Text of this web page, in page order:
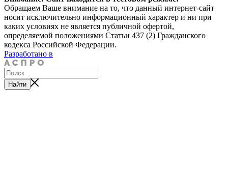
Обращаем Ваше внимание на то, что данный интернет-сайт
носит исключительно информационный характер и ни при
каких условиях не является публичной офертой,
определяемой положениями Статьи 437 (2) Гражданского
кодекса Российской Федерации.
Разработано в
Найти